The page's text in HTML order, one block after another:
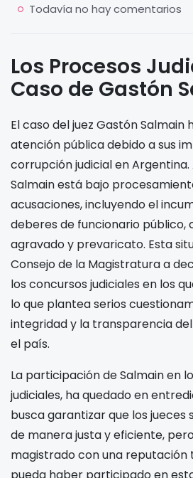
Todavía no hay comentarios
Los Procesos
Caso de Gastón
El caso del juez Gastón Salmain
atención pública debido a sus
corrupción judicial en
Salmain está bajo
acusaciones, incluyendo el
deberes de funcionario público,
agravado y prevaricato. Esta
Consejo de la Magistratura a
los concursos judiciales en los
lo que plantea serios
integridad y la transparencia
el país.
La participación de Salmain en
judiciales, ha quedado en
busca garantizar que los jueces
de manera justa y eficiente,
magistrado con una reputación
pueda haber participado en